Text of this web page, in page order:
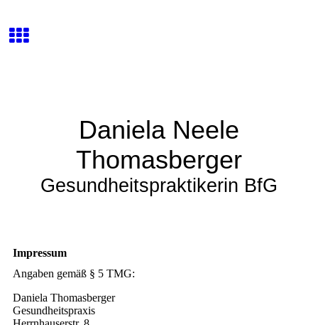
Daniela Neele
Thomasberger
Gesundheitspraktikerin BfG
Impressum
Angaben gemäß § 5 TMG:
Daniela Thomasberger
Gesundheitspraxis